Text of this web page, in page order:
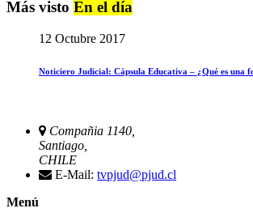
Más visto En el día
12 Octubre 2017
Noticiero Judicial: Cápsula Educativa – ¿Qué es una
Compañia 1140,
Santiago,
CHILE
E-Mail: tvpjud@pjud.cl
Menú